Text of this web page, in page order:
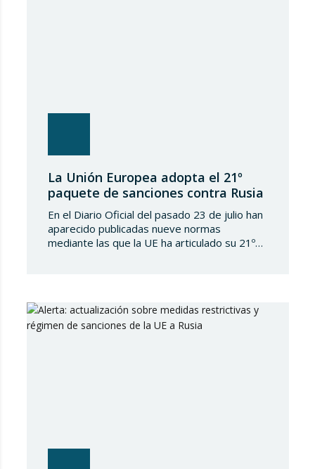
La Unión Europea adopta el 21º
paquete de sanciones contra Rusia
En el Diario Oficial del pasado 23 de julio han
aparecido publicadas nueve normas
mediante las que la UE ha articulado su 21º
contra dicho país. En…